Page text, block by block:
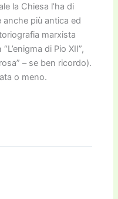
la Chiesa l’ha di
più antica ed
marxista
di Pio XII”,
– se ben ricordo).
o meno.